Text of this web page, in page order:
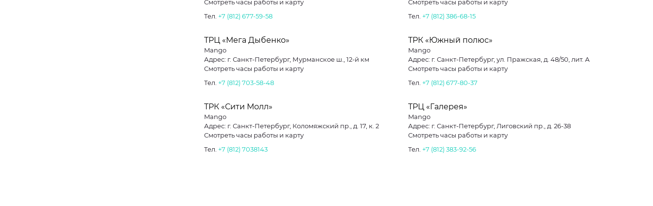
Смотреть часы работы и карту
Тел. +7 (812) 677-59-58
Смотреть часы работы и карту
Тел. +7 (812) 386-68-15
ТРЦ «Мега Дыбенко»
Mango
Адрес: г. Санкт-Петербург, Мурманское ш., 12-й км
Смотреть часы работы и карту
Тел. +7 (812) 703-58-48
ТРК «Южный полюс»
Mango
Адрес: г. Санкт-Петербург, ул. Пражская, д. 48/50, лит. А
Смотреть часы работы и карту
Тел. +7 (812) 677-80-37
ТРК «Сити Молл»
Mango
Адрес: г. Санкт-Петербург, Коломяжский пр., д. 17, к. 2
Смотреть часы работы и карту
Тел. +7 (812) 7038143
ТРЦ «Галерея»
Mango
Адрес: г. Санкт-Петербург, Лиговский пр., д. 26-38
Смотреть часы работы и карту
Тел. +7 (812) 383-92-56